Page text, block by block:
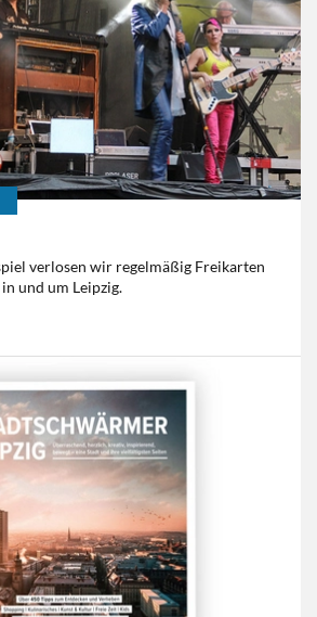
verlosen wir regelmäßig Freikarten
und um Leipzig.